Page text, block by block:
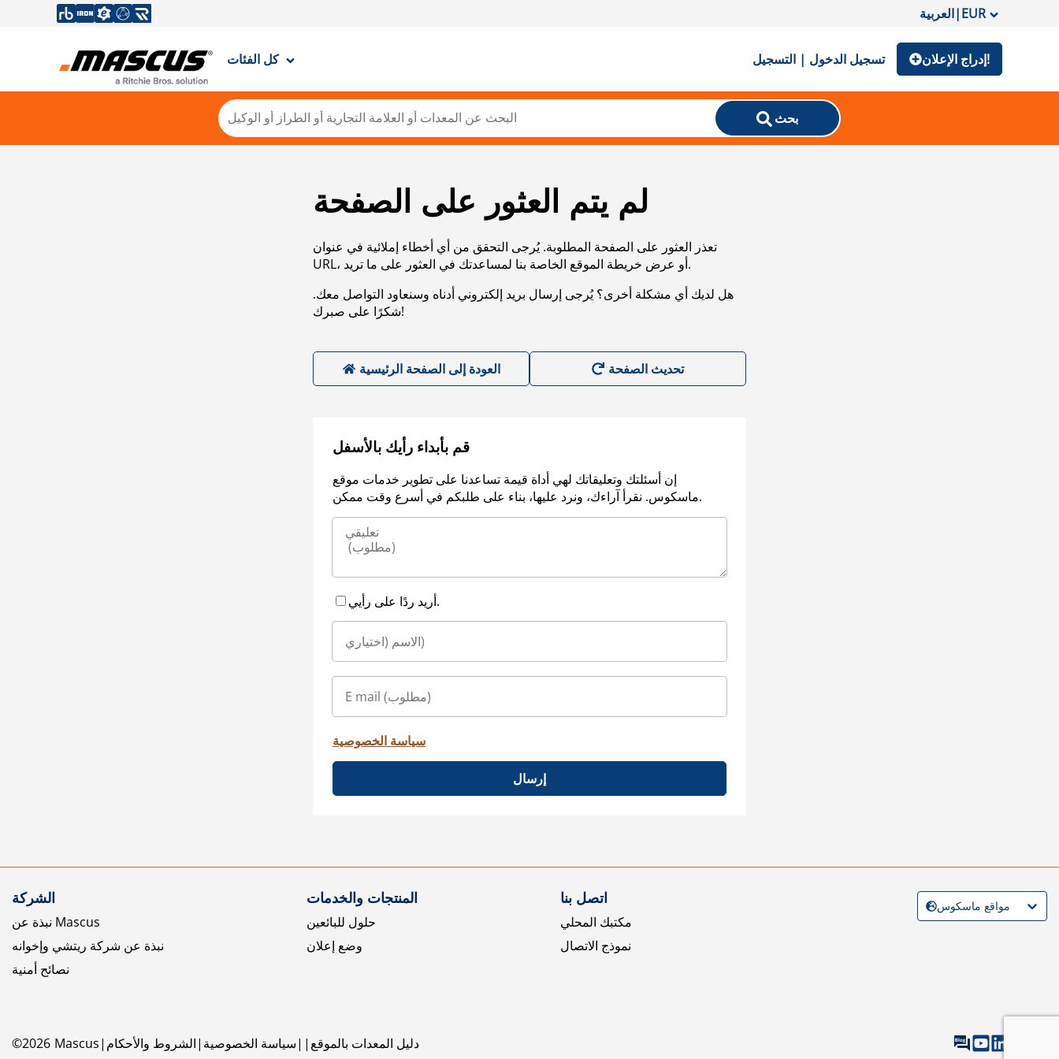
العربية|EUR
كل الفئات تسجيل الدخول | التسجيل إدراج الإعلان!
بحث
لم يتم العثور على الصفحة
تعذر العثور على الصفحة المطلوبة. يُرجى التحقق من أي أخطاء إملائية في عنوان
URL، أو عرض خريطة الموقع الخاصة بنا لمساعدتك في العثور على ما تريد.
هل لديك أي مشكلة أخرى؟ يُرجى إرسال بريد إلكتروني أدناه وسنعاود التواصل معك.
شكرًا على صبرك!
العودة إلى الصفحة الرئيسية
قم بأبداء رأيك بالأسفل
إن أسئلتك وتعليقاتك لهي أداة قيمة تساعدنا على تطوير خدمات موقع
ماسكوس. نقرأ آراءك، ونرد عليها، بناء على طلبكم في أسرع وقت ممكن.
أريد ردًا على رأيي.
سياسة الخصوصية
إرسال
الشركة
نبذة عن Mascus
نبذة عن شركة ريتشي وإخوانه
نصائح أمنية
المنتجات والخدمات
حلول للبائعين
وضع إعلان
اتصل بنا
مكتبك المحلي
نموذج الاتصال
©2026 Mascus الشروط والأحكام سياسة الخصوصية دليل المعدات بالموقع
مواقع ماسكوس